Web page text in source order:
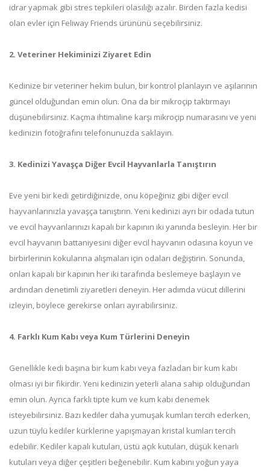
idrar yapmak gibi stres tepkileri olasılığı azalır. Birden fazla kedisi
olan evler için Feliway Friends ürününü seçebilirsiniz.
2. Veteriner Hekiminizi Ziyaret Edin
Kedinize bir veteriner hekim bulun, bir kontrol planlayın ve aşılarının
güncel olduğundan emin olun. Ona da bir mikroçip taktırmayı
düşünebilirsiniz. Kaçma ihtimaline karşı mikroçip numarasını ve yeni
kedinizin fotoğrafını telefonunuzda saklayın.
3. Kedinizi Yavaşça Diğer Evcil Hayvanlarla Tanıştırın
Eve yeni bir kedi getirdiğinizde, onu köpeğiniz gibi diğer evcil
hayvanlarınızla yavaşça tanıştırın. Yeni kedinizi ayrı bir odada tutun
ve evcil hayvanlarınızı kapalı bir kapının iki yanında besleyin. Her bir
evcil hayvanın battaniyesini diğer evcil hayvanın odasına koyun ve
birbirlerinin kokularına alışmaları için odaları değiştirin. Sonunda,
onları kapalı bir kapının her iki tarafında beslemeye başlayın ve
ardından denetimli ziyaretleri deneyin. Her adımda vücut dillerini
izleyin, böylece gerekirse onları ayırabilirsiniz.
4. Farklı Kum Kabı veya Kum Türlerini Deneyin
Genellikle kedi başına bir kum kabı veya fazladan bir kum kabı
olması iyi bir fikirdir. Yeni kedinizin yeterli alana sahip olduğundan
emin olun. Ayrıca farklı tipte kum ve kum kabı denemek
isteyebilirsiniz. Bazı kediler daha yumuşak kumları tercih ederken,
uzun tüylü kediler kürklerine yapışmayan kristal kumları tercih
edebilir. Kediler kapalı kutuları, üstü açık kutuları, düşük kenarlı
kutuları veya diğer çeşitleri beğenebilir. Kum kabını yoğun yaya